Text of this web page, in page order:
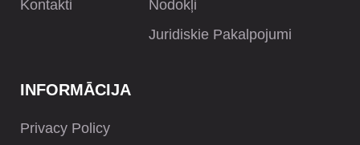
Kontakti
Nodokļi
Juridiskie Pakalpojumi
INFORMĀCIJA
Privacy Policy